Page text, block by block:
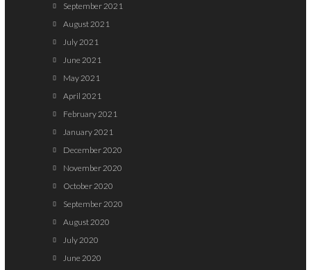
September 2021
August 2021
July 2021
June 2021
May 2021
April 2021
February 2021
January 2021
December 2020
November 2020
October 2020
September 2020
August 2020
July 2020
June 2020